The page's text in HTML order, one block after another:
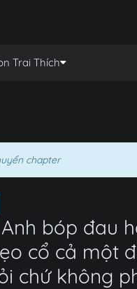
Trai Thích
chapter
bóp đau
cổ cả một
chứ không